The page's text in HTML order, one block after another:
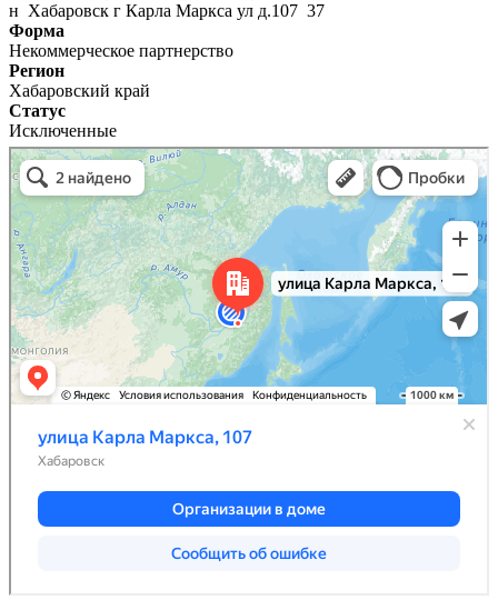
н Хабаровск г Карла Маркса ул д.107 37
Форма
Некоммерческое партнерство
Регион
Хабаровский край
Статус
Исключенные